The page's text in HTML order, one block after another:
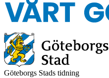
Göteborgs Stads tidning